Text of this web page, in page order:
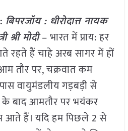
बिपरजॉय : धीरोदात्त नायक
श्री मोदी– भारत में प्राय: हर
रहते हैं चाहे अरब सागर में हों
तौर पर, चक्रवात कम
वायुमंडलीय गड़बड़ी से
के बाद आमतौर पर भयंकर
आते हैं। यदि हम पिछले 2 से